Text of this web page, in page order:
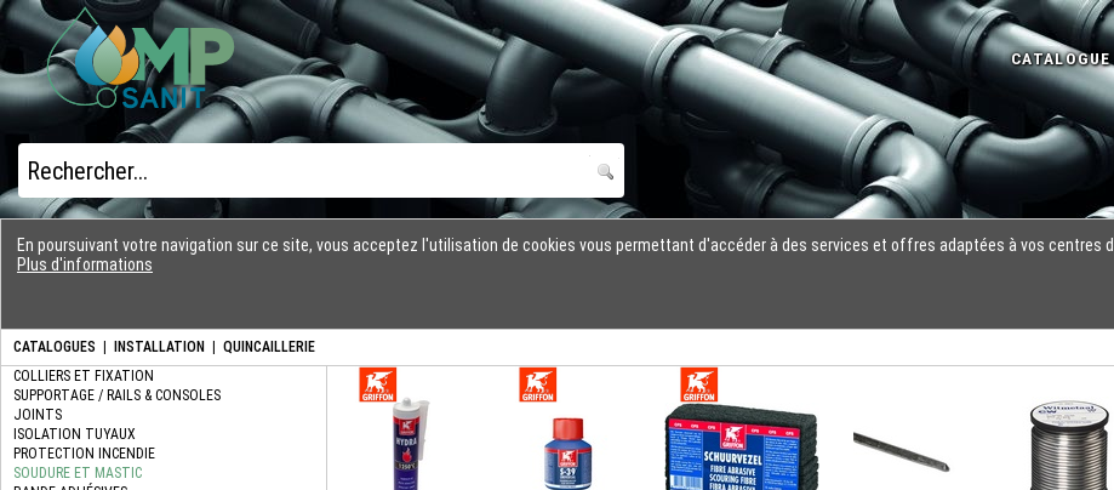
CATALOGUES INSTALLATION QUINCAILLERIE
En poursuivant votre navigation sur ce site, vous acceptez l'utilisation de cookies vous permettant d'accéder à des services et offres adaptées à vos centres
Plus d'informations